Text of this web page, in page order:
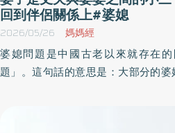
回到伴侶關係上#婆媳
2026/05/26 媽媽經
婆媳問題是中國古老以來就存在
題」。這句話的意思是：大部分的